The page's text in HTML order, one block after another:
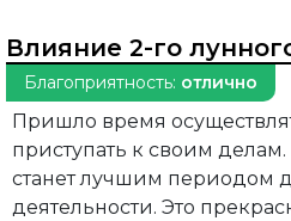
Влияние 2-го
Благоприятность: отлично
Пришло время
приступать к своим
станет лучшим периодом
деятельности. Это